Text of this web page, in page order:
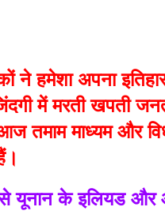
हमेशा अपना
में मरती खपती
माध्यम और
जैसे यूनान के इलियड